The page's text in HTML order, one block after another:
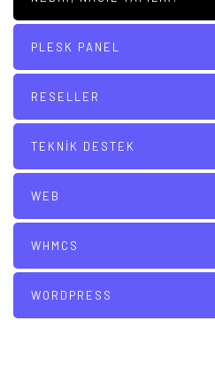
PLESK PANEL
RESELLER
TEKNIK DESTEK
WEB
WHMCS
WORDPRESS